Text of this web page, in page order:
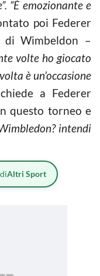
“È emozionante e
poi Federer
di Wimbeldon –
volte ho giocato
è un’occasione
a Federer
questo torneo e
intendi
Altri Sport